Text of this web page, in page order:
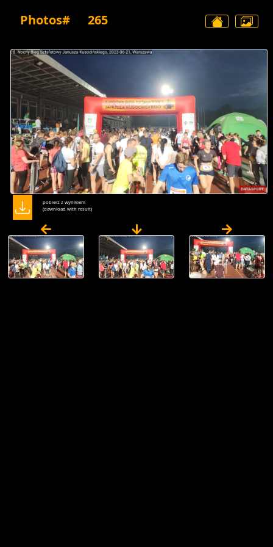
Photos# 265
pobierz z wynikiem
(dawnload with result)